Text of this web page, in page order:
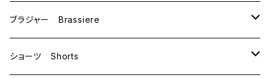
ブラジャー Brassiere
B70
ショーツ Shorts